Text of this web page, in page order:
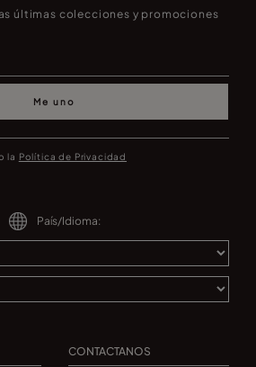
últimas colecciones y promociones
Me uno
la Política de Privacidad
País/Idioma:
CONTACTANOS